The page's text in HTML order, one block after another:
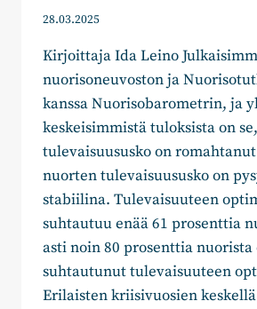
28.03.2025
Kirjoittaja Ida Leino
nuorisoneuvoston ja
kanssa Nuorisobarometrin, ja
keskeisimmistä tuloksista on
tulevaisuususko on
nuorten tulevaisuususko on
stabiilina. Tulevaisuuteen
suhtautuu enää 61 prosenttia
asti noin 80 prosenttia nuorista
suhtautunut tulevaisuuteen
Erilaisten kriisivuosien keskellä